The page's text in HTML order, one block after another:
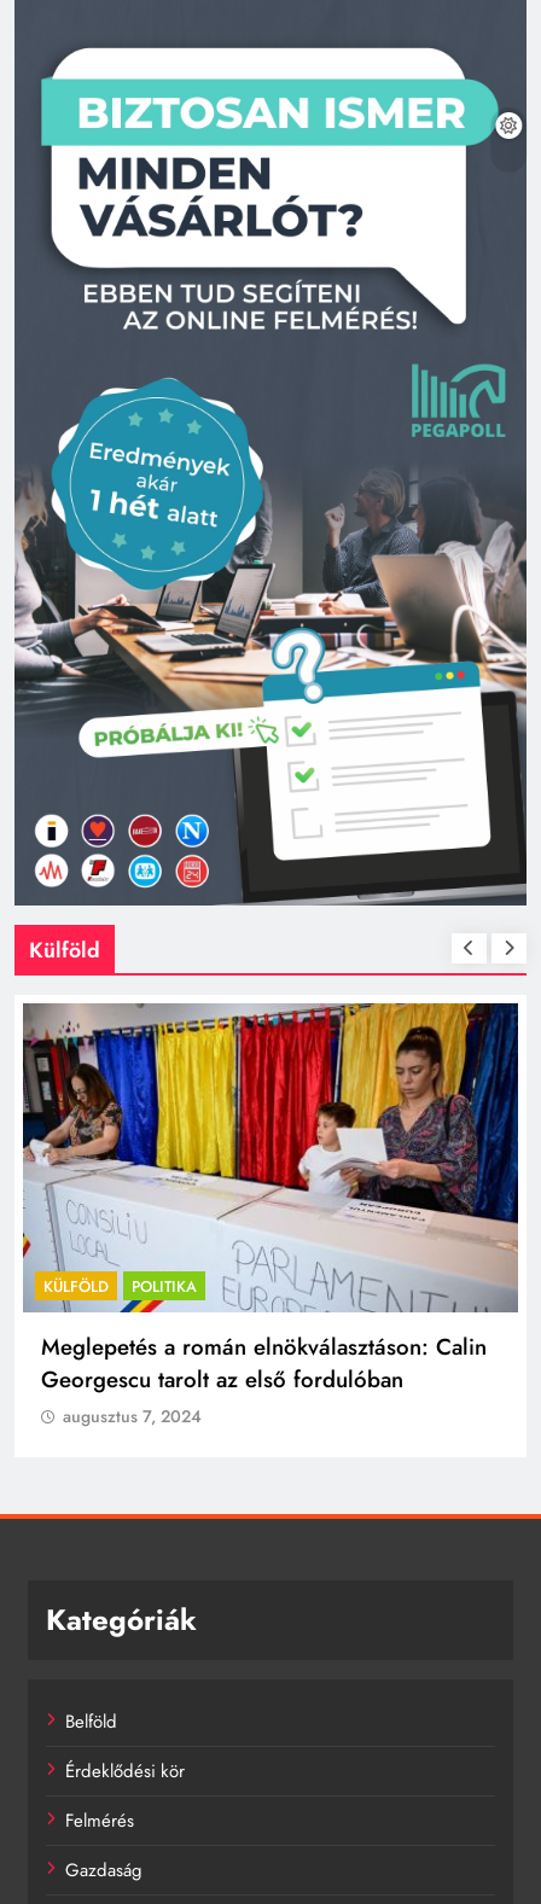
Külföld
Calin
KÜLFÖLD POLITIKA
Beszéltek-e? A Kreml tagadja a Putyin
Trump közötti telefonbeszélgetésről
híreket
Kategóriák
Belföld
Érdeklődési kör
Felmérés
Gazdaság